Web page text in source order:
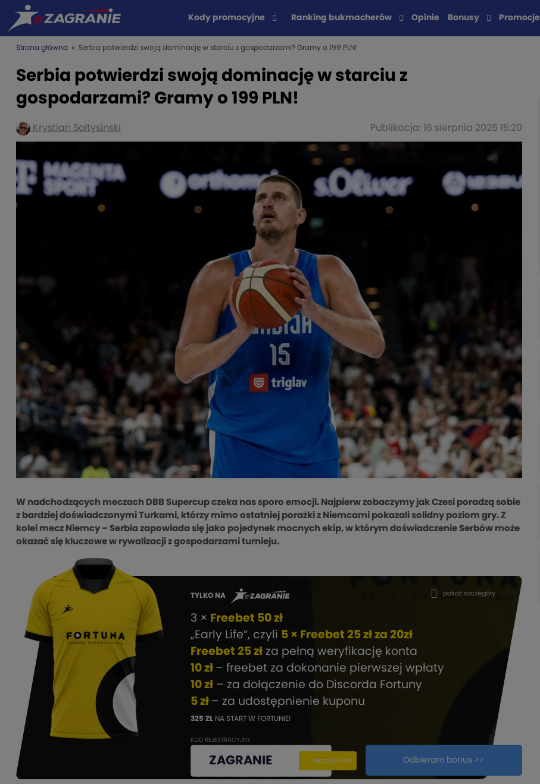
Kody promocyjne Ranking bukmacherów Opinie Bonusy Promocje
Strona główna » Serbia potwierdzi swoją dominację w starciu z gospodarzami? Gramy o 199 PLN!
Serbia potwierdzi swoją dominację w starciu z
gospodarzami? Gramy o 199 PLN!
Krystian Soltysinski Publikacja: 16 sierpnia 2025 15:20
W nadchodzących meczach DBB Supercup czeka nas sporo emocji. Najpierw zobaczymy jak Czesi poradzą sobie
z bardziej doświadczonymi Turkami, którzy mimo ostatniej porażki z Niemcami pokazali solidny poziom gry. Z
kolei mecz Niemcy – Serbia zapowiada się jako pojedynek mocnych ekip, w którym doświadczenie Serbów może
okazać się kluczowe w rywalizacji z gospodarzami turnieju.
TYLKO NA
3 × Freebet 50 zł
„Early Life”, czyli 5 × Freebet 25 zł za 20zł
Freebet 25 zł za pełną weryfikację konta
10 zł – freebet za dokonanie pierwszej wpłaty
10 zł – za dołączenie do Discorda Fortuny
5 zł – za udostępnienie kuponu
325 ZŁ NA START W FORTUNIE!
KOD REJESTRACYJNY
ZAGRANIE kopiuj
skopiuj kod Odbieram bonus >>
pokaż szczegóły